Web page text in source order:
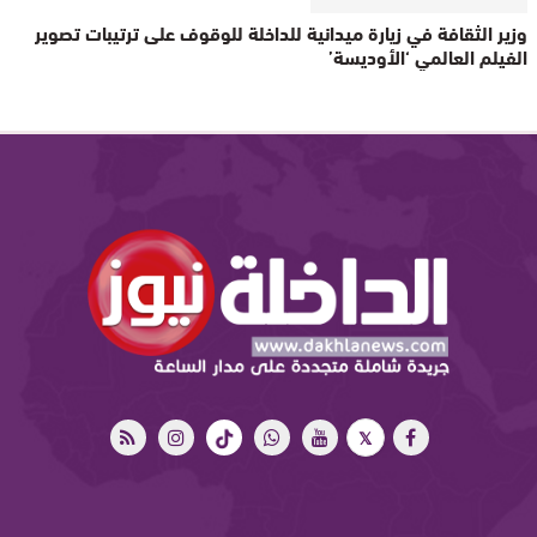
وزير الثقافة في زيارة ميدانية للداخلة للوقوف على ترتيبات تصوير
الفيلم العالمي ‘الأوديسة’